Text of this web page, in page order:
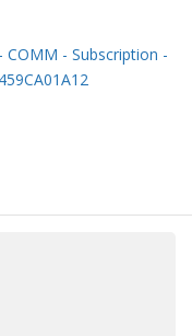
COMM - Subscription -